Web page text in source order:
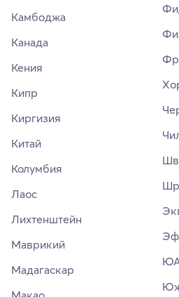
Камбоджа
Канада
Кения
Кипр
Киргизия
Китай
Колумбия
Лаос
Лихтенштейн
Маврикий
Мадагаскар